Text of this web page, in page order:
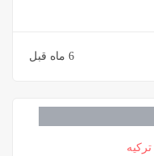
6 ماه قبل